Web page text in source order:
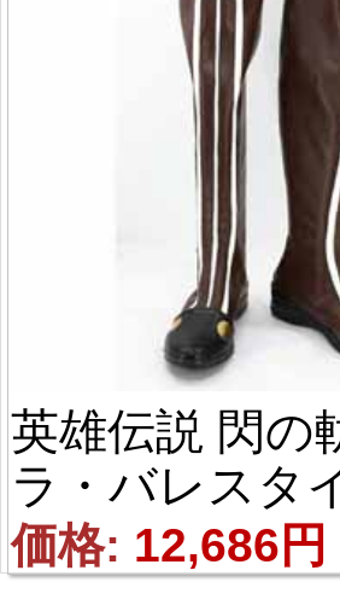
英雄伝説 閃の
ラ・バレスタ
プレ靴
価格: 12,686円